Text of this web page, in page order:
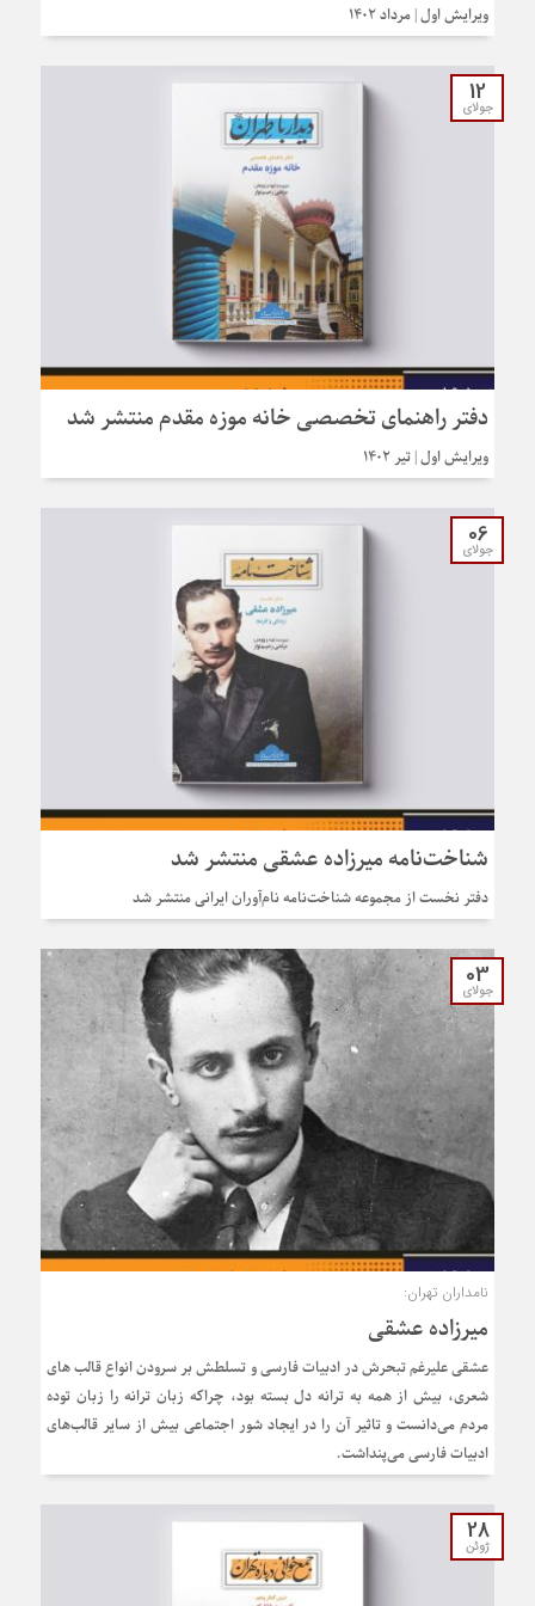
ویرایش اول | مرداد ۱۴۰۲
12
جولای
دفتر راهنمای تخصصی خانه موزه مقدم منتشر شد
ویرایش اول | تیر ۱۴۰۲
06
جولای
شناخت‌نامه میرزاده عشقی منتشر شد
دفتر نخست از مجموعه شناخت‌نامه نام‌آوران ایرانی منتشر شد
03
جولای
نامداران تهران:
میرزاده عشقی
عشقی علیرغم تبحرش در ادبیات فارسی و تسلطش بر سرودن انواع قالب های
شعری، بیش از همه به ترانه دل بسته بود، چراکه زبان ترانه را زبان توده
مردم می‌دانست و تاثیر آن را در ایجاد شور اجتماعی بیش از سایر قالب‌های
ادبیات فارسی می‌پنداشت.
28
ژوئن